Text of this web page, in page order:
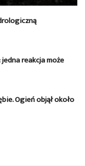
reakcja może
Ogień objął około